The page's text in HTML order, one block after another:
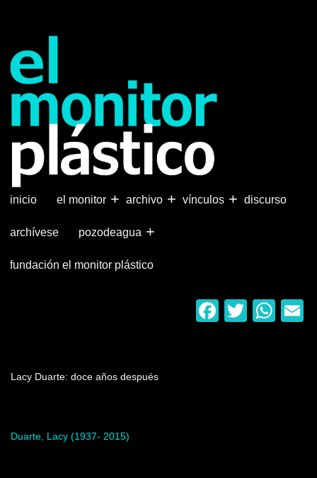
principal
inicio +
el monitor +
archivo +
vínculos discurso
archívese +
pozodeagua
fundación el monitor plástico
Twitter
Lacy Duarte: doce años después
Duarte, Lacy (1937- 2015)